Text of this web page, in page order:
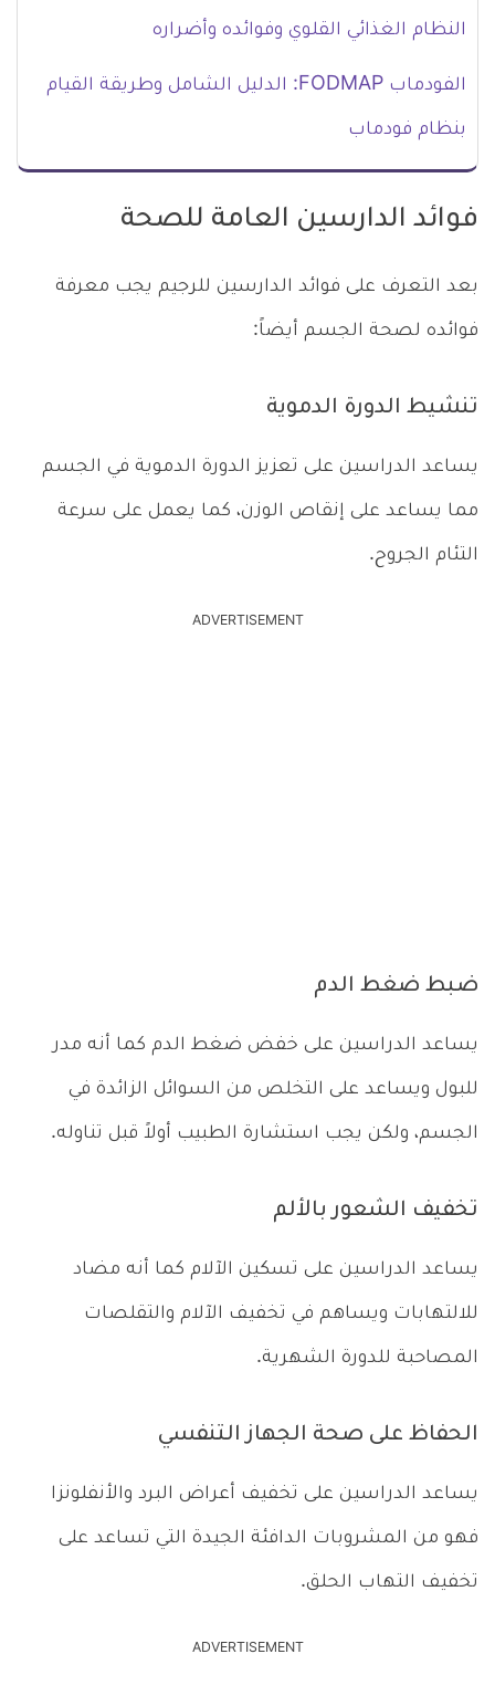
النظام الغذائي القلوي وفوائده وأضراره
الفودماب FODMAP: الدليل الشامل وطريقة القيام
بنظام فودماب
فوائد الدارسين العامة للصحة
بعد التعرف على فوائد الدارسين للرجيم يجب معرفة
فوائده لصحة الجسم أيضاً:
تنشيط الدورة الدموية
يساعد الدراسين على تعزيز الدورة الدموية في الجسم
مما يساعد على إنقاص الوزن، كما يعمل على سرعة
التئام الجروح.
ADVERTISEMENT
ضبط ضغط الدم
يساعد الدراسين على خفض ضغط الدم كما أنه مدر
للبول ويساعد على التخلص من السوائل الزائدة في
الجسم، ولكن يجب استشارة الطبيب أولاً قبل تناوله.
تخفيف الشعور بالألم
يساعد الدراسين على تسكين الآلام كما أنه مضاد
للالتهابات ويساهم في تخفيف الآلام والتقلصات
المصاحبة للدورة الشهرية.
الحفاظ على صحة الجهاز التنفسي
يساعد الدراسين على تخفيف أعراض البرد والأنفلونزا
فهو من المشروبات الدافئة الجيدة التي تساعد على
تخفيف التهاب الحلق.
ADVERTISEMENT